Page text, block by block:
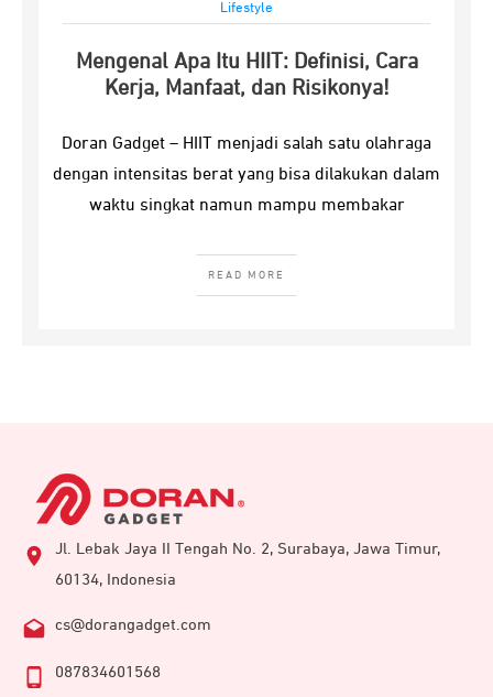
Lifestyle
Mengenal Apa Itu HIIT: Definisi, Cara
Kerja, Manfaat, dan Risikonya!
Doran Gadget – HIIT menjadi salah satu olahraga
dengan intensitas berat yang bisa dilakukan dalam
waktu singkat namun mampu membakar
READ MORE
Jl. Lebak Jaya II Tengah No. 2, Surabaya, Jawa Timur,
60134, Indonesia
cs@dorangadget.com
087834601568